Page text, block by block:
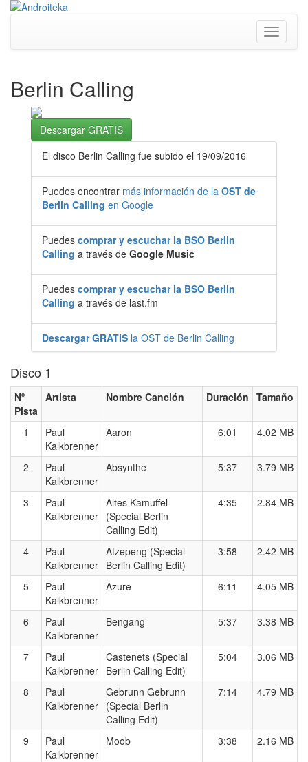
Toggle
Berlin Calling
Descargar GRATIS
El disco Berlin Calling fue subido el 19/09/2016
Puedes encontrar más información de la OST de
Berlin Calling en Google
Puedes comprar y escuchar la BSO Berlin
Calling a través de Google Music
Puedes comprar y escuchar la BSO Berlin
Calling a través de last.fm
Descargar GRATIS la OST de Berlin Calling
Disco 1
Nº
Pista
Artista Nombre Canción Duración Tamaño
1
Paul
Kalkbrenner
Aaron 6:01 4.02 MB
2
Paul
Kalkbrenner
Absynthe 5:37 3.79 MB
3
Paul
Kalkbrenner
Altes Kamuffel
(Special Berlin
Calling Edit)
4:35 2.84 MB
4
Paul
Kalkbrenner
Atzepeng (Special
Berlin Calling Edit)
3:58 2.42 MB
5
Paul
Kalkbrenner
Azure 6:11 4.05 MB
6
Paul
Kalkbrenner
Bengang 5:37 3.38 MB
7
Paul
Kalkbrenner
Castenets (Special
Berlin Calling Edit)
5:04 3.06 MB
8
Paul
Kalkbrenner
Gebrunn Gebrunn
(Special Berlin
Calling Edit)
7:14 4.79 MB
9
Paul
Kalkbrenner
Moob 3:38 2.16 MB